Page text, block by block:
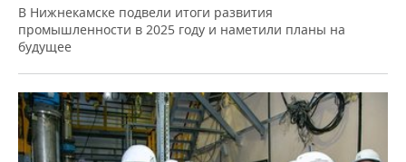
В Нижнекамске подвели итоги развития
промышленности в 2025 году и наметили планы на
будущее